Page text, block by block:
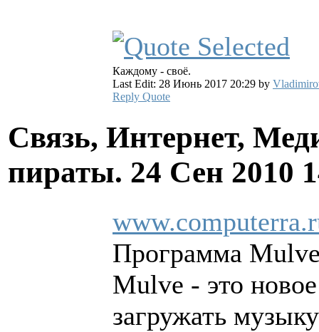
Каждому - своё.
Last Edit: 28 Июнь 2017 20:29 by
Reply Quote
Связь, Интернет,
пираты. 24 Сен 2010
Программа Mulve
Mulve - это
загружать